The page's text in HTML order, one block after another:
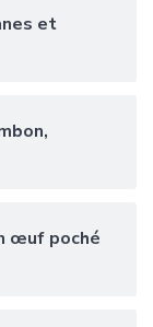
et
œuf poché